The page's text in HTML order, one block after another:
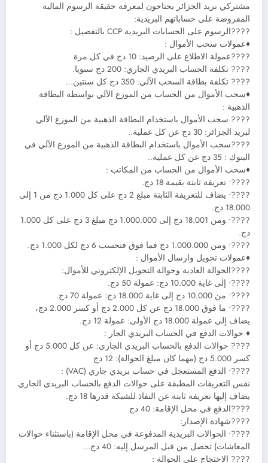
مشتركي بريد الجزائر يحتاجون لمعرفة حقيقة الرسوم المالية
المفروضة على حساباتهم البريدية:
????الرسوم على الحسابات البريدية CCP بالتفصيل :
♦عمولات سحب الأموال :
????عمولة الاطلاع على الرصيد: 10 دج في كل مرة
???? تكلفة الحساب البريدي الجاري: 200 دج سنويا.
???? تكلفة بطاقة السحب الآلي: 350 دج كل سنتين…
♦سحب الأموال من الحساب من الموزع الآلي بواسطة البطاقة
الذهبية :
???? سحب الأموال باستخدام البطاقة الذهبية من الموزع الآلي
لبريد الجزائر: 30 دج عن كل عملية..
????سحب الأموال باستخدام البطاقة الذهبية من الموزع الآلي في
البنوك : 35 دج عن كل عملية..
♦سحب الأموال من الحساب من المكاتب :
????• تعريفة ثابتة بقيمة 18 دج.
????• يضاف للتعريفة الثابتة مبلغ 2 دج على كل 1.000 دج من 1 إلى
18.000 دج.
????• ومن 18.001 دج إلى 1.000.000 دج مبلغ 3 دج على كل 1.000
دج.
????• ومن 1.000.000 دج فما فوق فتحسب 6 دج لكل 1.000 دج.
♦عمولات تحويل وارسال الأموال :
????الحوالة العادية وحوالة التحويل الإلكتروني للأموال:
????• إلى غاية 10.000 دج: عمولة 50 دج.
????• من 10.000 دج إلى غاية 18.000 دج: عمولة 70 دج.
????• ما فوق 18.000 دج عن كل 2.000 دج أو كسر 2.000 دج،
يضاف إلى عمولة 18.000 دج الأولى: عمولة 12 دج.
♦ حوالات الدفع في الحساب البريدي الجار :
???? حوالات الدفع بالحساب البريدي الجاري: عن كل 5.000 دج أو
كسر 5.000 دج (مهما كان مبلغ الحوالة): 12 دج
????• الدفع المستعجل في حساب بريدي جاري (VAC) :
نفس التعريفات المطبقة على حوالات الدفع بالحساب البريدي الجاري
يضاف إليها تعريفة ثابتة عن النفاذ للشبكة قدرها 18 دج.
????الدفع في محل الإقامة: 40 دج
????شهادة الإصدار:
????• الحوالات البريدية المدفوعة في محل الإقامة (باستثناء حوالات
المعاشات) تحصل من قبل المرسل إليه: 40 دج…
???? الاحتجاج على الحوالة :